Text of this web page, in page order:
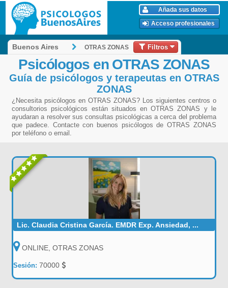
Añada sus datos
Acceso profesionales
Buenos Aires OTRAS ZONAS Filtros
Psicólogos en OTRAS ZONAS
Guía de psicólogos y terapeutas en OTRAS
ZONAS
¿Necesita psicólogos en OTRAS ZONAS? Los siguientes centros o
consultorios psicológicos están situados en OTRAS ZONAS y le
ayudaran a resolver sus consultas psicológicas a cerca del problema
que padece. Contacte con buenos psicólogos de OTRAS ZONAS
por teléfono o email.
Lic. Claudia Cristina García. EMDR Exp. Ansiedad, ...
ONLINE, OTRAS ZONAS
Sesión:70000